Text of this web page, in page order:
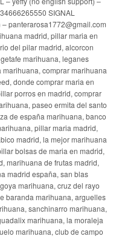
SIGNAL
panterarosa1772@gmail.com
madrid, pillar maria en
del pilar madrid, alcorcon
marihuana, leganes
comprar marihuana
donde comprar maria en
porros en madrid, comprar
paseo ermita del santo
de españa marihuana, banco
pillar maria madrid,
madrid, la mejor marihuana
bolsas de maria en madrid,
marihuana de frutas madrid,
madrid españa, san blas
marihuana, cruz del rayo
baranda marihuana, arguelles
sanchinarro marihuana,
marihuana, la moraleja
marihuana, club de campo